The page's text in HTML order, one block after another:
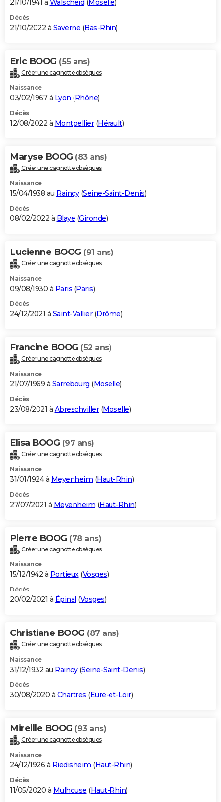
21/10/1941 à Walscheid (Moselle)
Décès
21/10/2022 à Saverne (Bas-Rhin)
Eric BOOG (55 ans)
Créer une cagnotte obsèques
Naissance
03/02/1967 à Lyon (Rhône)
Décès
12/08/2022 à Montpellier(Hérault)
Maryse BOOG (83 ans)
Créer une cagnotte obsèques
Naissance
15/04/1938 au Raincy(Seine-Saint-Denis)
Décès
08/02/2022 à Blaye (Gironde)
Lucienne BOOG (91 ans)
Créer une cagnotte obsèques
Naissance
09/08/1930 à Paris (Paris)
Décès
24/12/2021 à Saint-Vallier(Drôme)
Francine BOOG (52 ans)
Créer une cagnotte obsèques
Naissance
21/07/1969 à Sarrebourg (Moselle)
Décès
23/08/2021 à Abreschviller(Moselle)
Elisa BOOG (97 ans)
Créer une cagnotte obsèques
Naissance
31/01/1924 à Meyenheim (Haut-Rhin)
Décès
27/07/2021 à Meyenheim (Haut-Rhin)
Pierre BOOG (78 ans)
Créer une cagnotte obsèques
Naissance
15/12/1942 à Portieux(Vosges)
Décès
20/02/2021 à Épinal (Vosges)
Christiane BOOG (87 ans)
Créer une cagnotte obsèques
Naissance
31/12/1932 au Raincy(Seine-Saint-Denis)
Décès
30/08/2020 à Chartres (Eure-et-Loir)
Mireille BOOG (93 ans)
Créer une cagnotte obsèques
Naissance
24/12/1926 à Riedisheim (Haut-Rhin)
Décès
11/05/2020 à Mulhouse (Haut-Rhin)